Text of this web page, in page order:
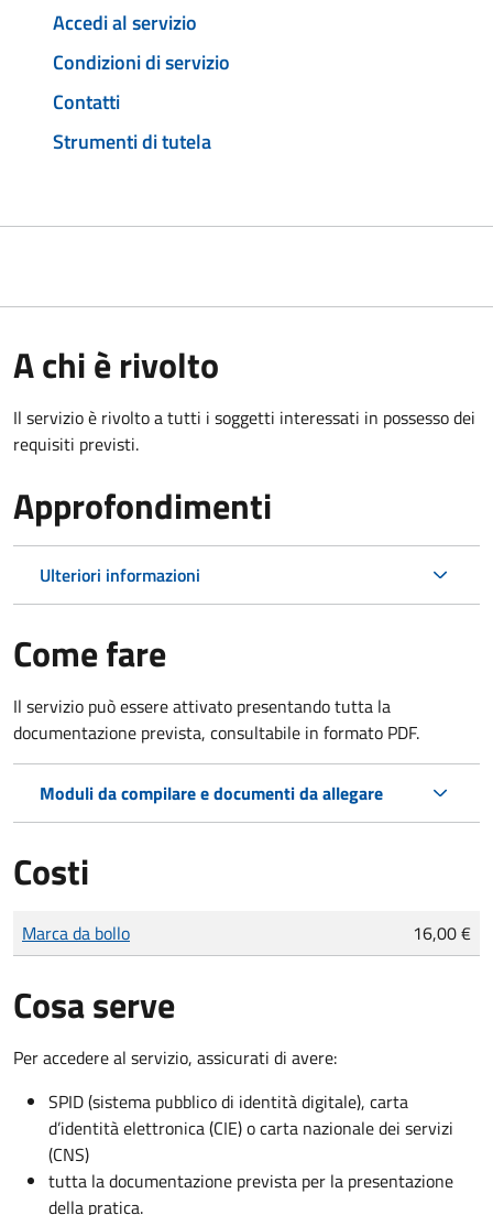
Accedi al servizio
Condizioni di servizio
Contatti
Strumenti di tutela
A chi è rivolto
Il servizio è rivolto a tutti i soggetti interessati in possesso dei
requisiti previsti.
Approfondimenti
Ulteriori informazioni
Come fare
Il servizio può essere attivato presentando tutta la
documentazione prevista, consultabile in formato PDF.
Moduli da compilare e documenti da allegare
Costi
Tipo di pagamento
Importo
Marca da bollo 16,00 €
Cosa serve
Per accedere al servizio, assicurati di avere:
SPID (sistema pubblico di identità digitale), carta
d’identità elettronica (CIE) o carta nazionale dei servizi
(CNS)
tutta la documentazione prevista per la presentazione
della pratica.